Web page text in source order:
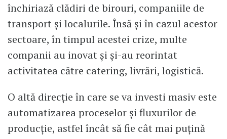
închiriază clădiri de birouri, companiile de
transport și localurile. Însă și în cazul acestor
sectoare, în timpul acestei crize, multe
companii au inovat și și-au reorintat
activitatea către catering, livrări, logistică.
O altă direcție în care se va investi masiv este
automatizarea proceselor și fluxurilor de
producție, astfel încât să fie cât mai puțină